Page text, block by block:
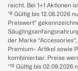
reicht. Bei 1+1 Aktionen
*⁸ Gültig bis 12.08.2026
Preiswert“
der Marke
Premium- Artikel sowie
kombinierbar. Preise
*¹⁰ Gültig bis